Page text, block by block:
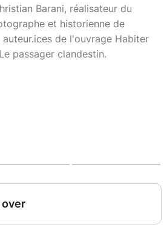
Barani, réalisateur du
et historienne de
de l'ouvrage Habiter
passager clandestin.